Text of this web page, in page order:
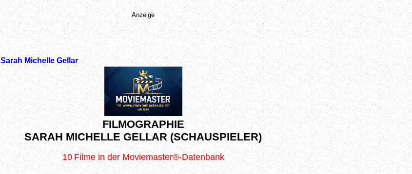
Sarah Michelle Gellar
FILMOGRAPHIE
SARAH MICHELLE GELLAR (SCHAUSPIELER)
10 Filme in der Moviemaster®-Datenbank
Anzeige